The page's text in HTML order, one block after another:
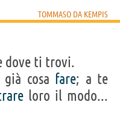
TOMMASO DA KEMPIS
dove ti trovi.
cosa fare; a te
loro il modo...